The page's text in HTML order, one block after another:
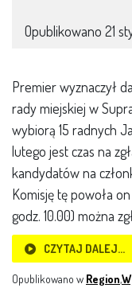
Opublikowano 21
Premier wyznaczył
rady miejskiej w
wybiorą 15 radnych
lutego jest czas na
kandydatów na
Komisję tę powoła
godz. 10.00) można
CZYTAJ DALEJ…
Opublikowano w Region,